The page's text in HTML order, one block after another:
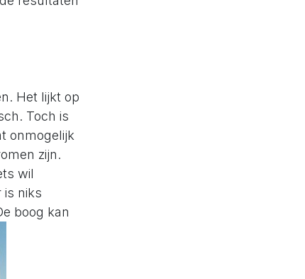
Het lijkt op
Toch is
onmogelijk
zijn.
wil
is niks
boog kan